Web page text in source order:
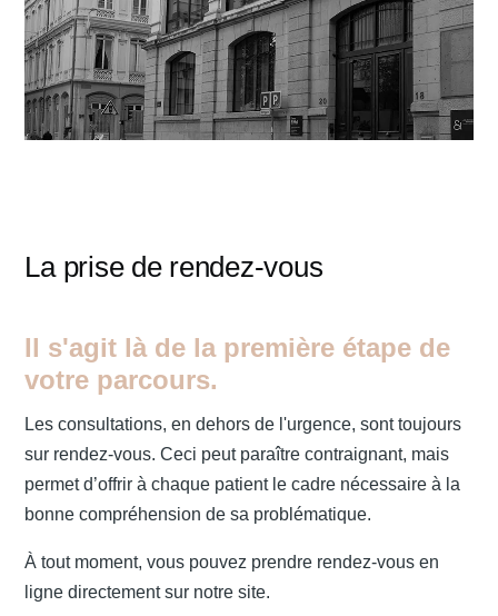
La prise de rendez-vous
Il s'agit là de la première étape de
votre parcours.
Les consultations, en dehors de l'urgence, sont toujours
sur rendez-vous. Ceci peut paraître contraignant, mais
permet d’offrir à chaque patient le cadre nécessaire à la
bonne compréhension de sa problématique.
À tout moment, vous pouvez prendre rendez-vous en
ligne directement sur notre site.